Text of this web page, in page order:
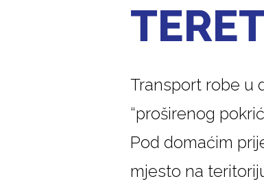
Transport robe u
“proširenog
Pod domaćim
mjesto na